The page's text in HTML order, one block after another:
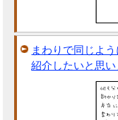
まわりで同じよ
紹介したいと思い